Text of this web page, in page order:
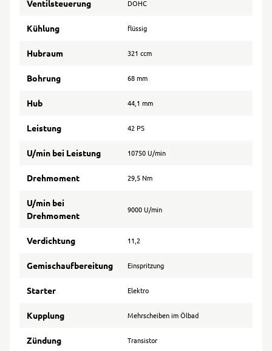
Ventilsteuerung DOHC
Kühlung flüssig
Hubraum 321 ccm
Bohrung 68 mm
Hub 44,1 mm
Leistung 42 PS
U/min bei Leistung 10750 U/min
Drehmoment 29,5 Nm
U/min bei
Drehmoment
9000 U/min
Verdichtung 11,2
Gemischaufbereitung Einspritzung
Starter Elektro
Kupplung Mehrscheiben im Ölbad
Zündung Transistor